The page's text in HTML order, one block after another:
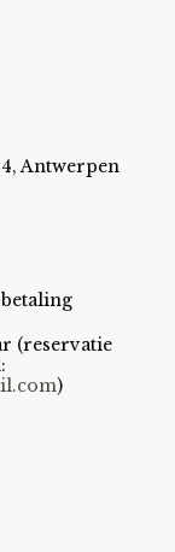
Antwerpen
(reservatie
)